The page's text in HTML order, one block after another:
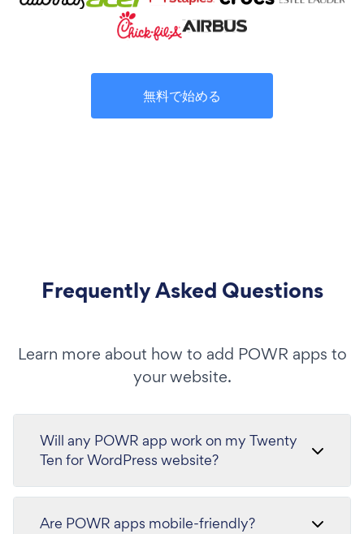
無料で始める
Frequently Asked Questions
Learn more about how to add POWR apps to
your website.
Will any POWR app work on my Twenty
Ten for WordPress website?
Are POWR apps mobile-friendly?